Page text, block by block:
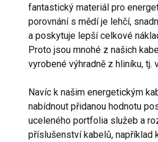
fantastický materiál pro
porovnání s mědí je lehčí,
a poskytuje lepší celkové
Proto jsou mnohé z našich
vyrobené výhradně z hliníku, tj.
Navíc k našim energetickým
nabídnout přidanou hodnotu
uceleného portfolia služeb a
příslušenství kabelů, například